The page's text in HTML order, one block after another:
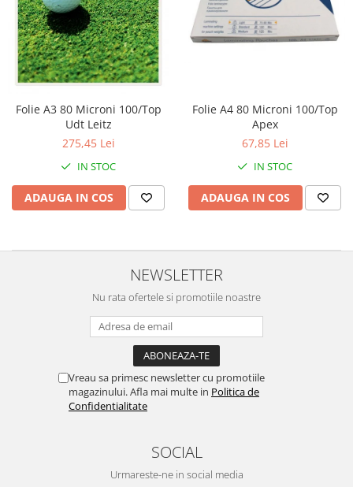
Perforatoare
Suporturi pentru accesorii
Suporturi pentru documente
Tavite pentru Documente
Tusuri si tusiere
Europubele
Hartie igienica
Lavete
Odorizante
Produse din hartie
Prosoape din hartie
Saci menajeri
Sapunuri si dezinfectanti
Uz universal
Folie A3 80 Microni 100/Top
Udt Leitz
275,45 Lei
IN STOC
ADAUGA IN COS
Folie A4 80 Microni 100/Top
Apex
67,85 Lei
IN STOC
ADAUGA IN COS
NEWSLETTER
Nu rata ofertele si promotiile noastre
Vreau sa primesc newsletter cu promotiile
magazinului. Afla mai multe in Politica de
Confidentialitate
SOCIAL
Urmareste-ne in social media